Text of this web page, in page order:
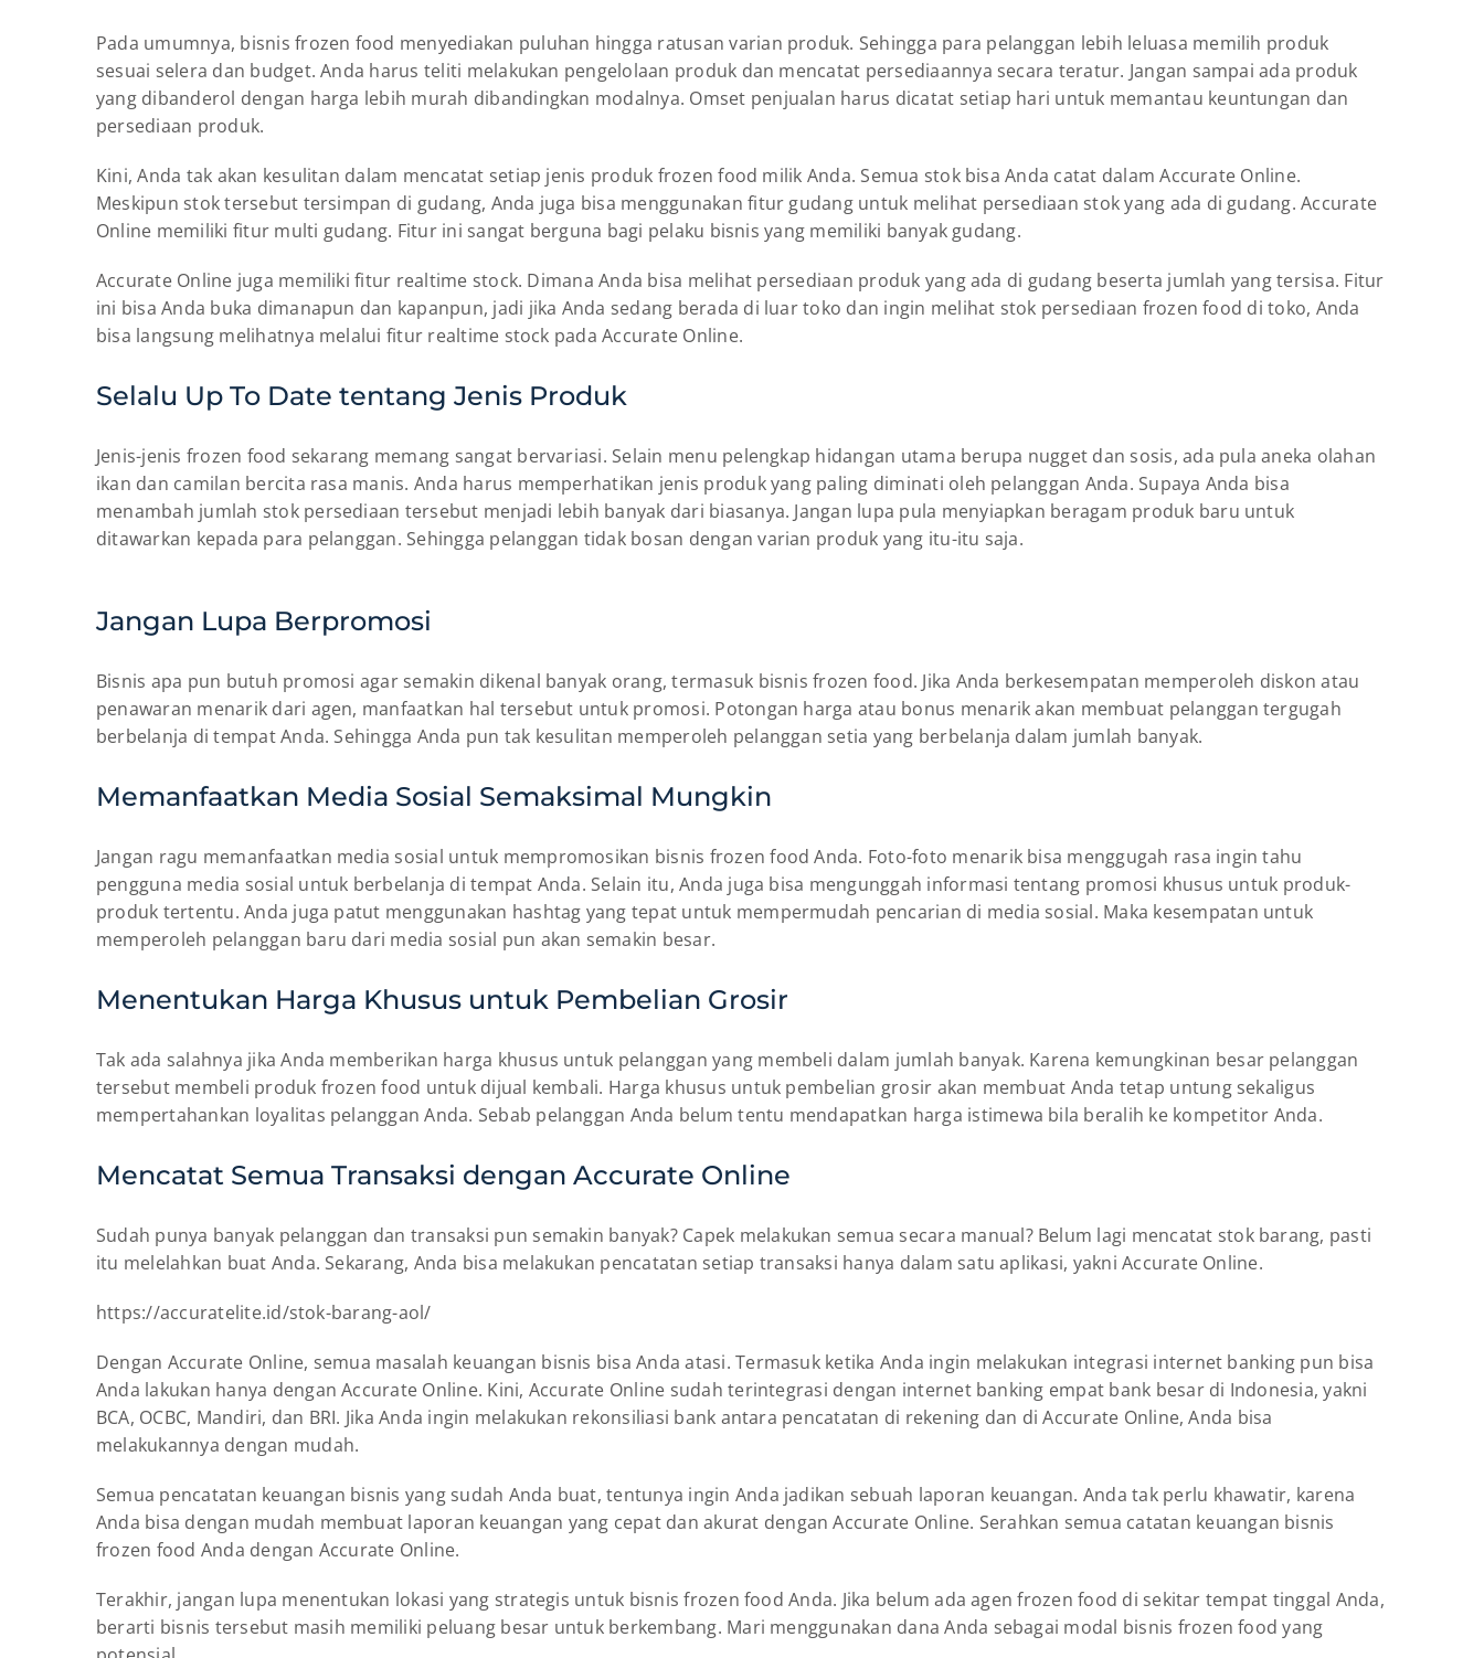
Pada umumnya, bisnis frozen food menyediakan puluhan hingga ratusan varian produk. Sehingga para pelanggan lebih leluasa memilih produk
sesuai selera dan budget. Anda harus teliti melakukan pengelolaan produk dan mencatat persediaannya secara teratur. Jangan sampai ada produk
yang dibanderol dengan harga lebih murah dibandingkan modalnya. Omset penjualan harus dicatat setiap hari untuk memantau keuntungan dan
persediaan produk.
Kini, Anda tak akan kesulitan dalam mencatat setiap jenis produk frozen food milik Anda. Semua stok bisa Anda catat dalam Accurate Online.
Meskipun stok tersebut tersimpan di gudang, Anda juga bisa menggunakan fitur gudang untuk melihat persediaan stok yang ada di gudang. Accurate
Online memiliki fitur multi gudang. Fitur ini sangat berguna bagi pelaku bisnis yang memiliki banyak gudang.
Accurate Online juga memiliki fitur realtime stock. Dimana Anda bisa melihat persediaan produk yang ada di gudang beserta jumlah yang tersisa. Fitur
ini bisa Anda buka dimanapun dan kapanpun, jadi jika Anda sedang berada di luar toko dan ingin melihat stok persediaan frozen food di toko, Anda
bisa langsung melihatnya melalui fitur realtime stock pada Accurate Online.
Selalu Up To Date tentang Jenis Produk
Jenis-jenis frozen food sekarang memang sangat bervariasi. Selain menu pelengkap hidangan utama berupa nugget dan sosis, ada pula aneka olahan
ikan dan camilan bercita rasa manis. Anda harus memperhatikan jenis produk yang paling diminati oleh pelanggan Anda. Supaya Anda bisa
menambah jumlah stok persediaan tersebut menjadi lebih banyak dari biasanya. Jangan lupa pula menyiapkan beragam produk baru untuk
ditawarkan kepada para pelanggan. Sehingga pelanggan tidak bosan dengan varian produk yang itu-itu saja.
Jangan Lupa Berpromosi
Bisnis apa pun butuh promosi agar semakin dikenal banyak orang, termasuk bisnis frozen food. Jika Anda berkesempatan memperoleh diskon atau
penawaran menarik dari agen, manfaatkan hal tersebut untuk promosi. Potongan harga atau bonus menarik akan membuat pelanggan tergugah
berbelanja di tempat Anda. Sehingga Anda pun tak kesulitan memperoleh pelanggan setia yang berbelanja dalam jumlah banyak.
Memanfaatkan Media Sosial Semaksimal Mungkin
Jangan ragu memanfaatkan media sosial untuk mempromosikan bisnis frozen food Anda. Foto-foto menarik bisa menggugah rasa ingin tahu
pengguna media sosial untuk berbelanja di tempat Anda. Selain itu, Anda juga bisa mengunggah informasi tentang promosi khusus untuk produk-
produk tertentu. Anda juga patut menggunakan hashtag yang tepat untuk mempermudah pencarian di media sosial. Maka kesempatan untuk
memperoleh pelanggan baru dari media sosial pun akan semakin besar.
Menentukan Harga Khusus untuk Pembelian Grosir
Tak ada salahnya jika Anda memberikan harga khusus untuk pelanggan yang membeli dalam jumlah banyak. Karena kemungkinan besar pelanggan
tersebut membeli produk frozen food untuk dijual kembali. Harga khusus untuk pembelian grosir akan membuat Anda tetap untung sekaligus
mempertahankan loyalitas pelanggan Anda. Sebab pelanggan Anda belum tentu mendapatkan harga istimewa bila beralih ke kompetitor Anda.
Mencatat Semua Transaksi dengan Accurate Online
Sudah punya banyak pelanggan dan transaksi pun semakin banyak? Capek melakukan semua secara manual? Belum lagi mencatat stok barang, pasti
itu melelahkan buat Anda. Sekarang, Anda bisa melakukan pencatatan setiap transaksi hanya dalam satu aplikasi, yakni Accurate Online.
https://accuratelite.id/stok-barang-aol/
Dengan Accurate Online, semua masalah keuangan bisnis bisa Anda atasi. Termasuk ketika Anda ingin melakukan integrasi internet banking pun bisa
Anda lakukan hanya dengan Accurate Online. Kini, Accurate Online sudah terintegrasi dengan internet banking empat bank besar di Indonesia, yakni
BCA, OCBC, Mandiri, dan BRI. Jika Anda ingin melakukan rekonsiliasi bank antara pencatatan di rekening dan di Accurate Online, Anda bisa
melakukannya dengan mudah.
Semua pencatatan keuangan bisnis yang sudah Anda buat, tentunya ingin Anda jadikan sebuah laporan keuangan. Anda tak perlu khawatir, karena
Anda bisa dengan mudah membuat laporan keuangan yang cepat dan akurat dengan Accurate Online. Serahkan semua catatan keuangan bisnis
frozen food Anda dengan Accurate Online.
Terakhir, jangan lupa menentukan lokasi yang strategis untuk bisnis frozen food Anda. Jika belum ada agen frozen food di sekitar tempat tinggal Anda,
berarti bisnis tersebut masih memiliki peluang besar untuk berkembang. Mari menggunakan dana Anda sebagai modal bisnis frozen food yang